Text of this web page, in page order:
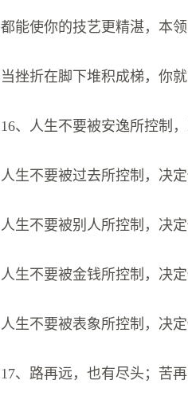
都能使你的技艺更精湛，本
当挫折在脚下堆积成梯，你
16、人生不要被安逸所控制
人生不要被过去所控制，决
人生不要被别人所控制，决
人生不要被金钱所控制，决
人生不要被表象所控制，决
17、路再远，也有尽头；苦